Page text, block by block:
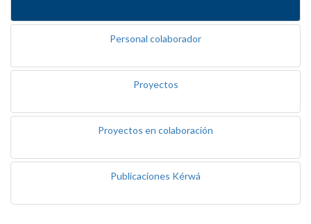
Personal colaborador
Proyectos
Proyectos en colaboración
Publicaciones Kérwá